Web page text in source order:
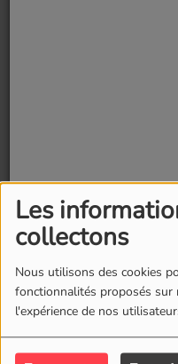
Les
collectons
Nous utilisons des cookies
fonctionnalités proposés
l'expérience de nos
22 juillet 2025 - 3376
Cinq ans après